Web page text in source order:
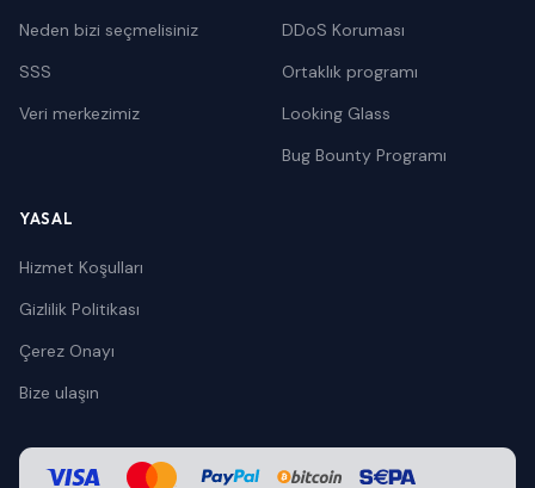
Neden bizi seçmelisiniz
SSS
Veri merkezimiz
DDoS Koruması
Ortaklık programı
Looking Glass
Bug Bounty Programı
YASAL
Hizmet Koşulları
Gizlilik Politikası
Çerez Onayı
Bize ulaşın